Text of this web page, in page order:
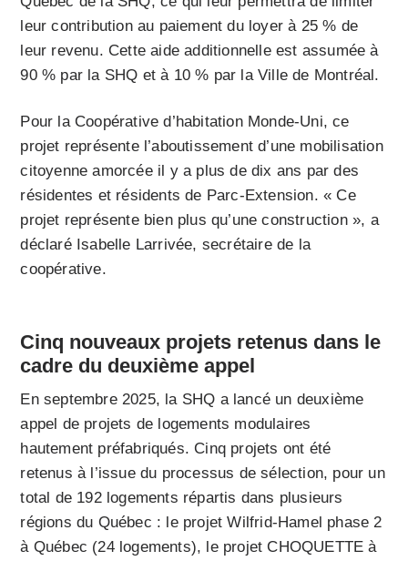
leur contribution au paiement du loyer à 25 % de
leur revenu. Cette aide additionnelle est assumée à
90 % par la SHQ et à 10 % par la Ville de Montréal.
Pour la Coopérative d’habitation Monde-Uni, ce
projet représente l’aboutissement d’une mobilisation
citoyenne amorcée il y a plus de dix ans par des
résidentes et résidents de Parc-Extension. « Ce
projet représente bien plus qu’une construction », a
déclaré Isabelle Larrivée, secrétaire de la
coopérative.
Cinq nouveaux projets retenus dans le
cadre du deuxième appel
En septembre 2025, la SHQ a lancé un deuxième
appel de projets de logements modulaires
hautement préfabriqués. Cinq projets ont été
retenus à l’issue du processus de sélection, pour un
total de 192 logements répartis dans plusieurs
régions du Québec : le projet Wilfrid-Hamel phase 2
à Québec (24 logements), le projet CHOQUETTE à